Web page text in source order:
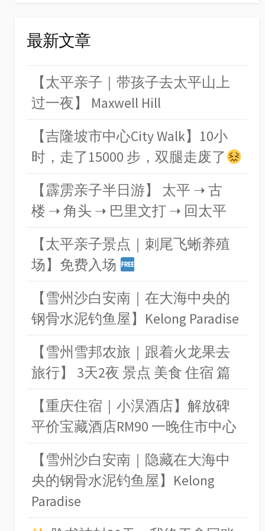
最新文章
【太平亲子｜带孩子去太平山上
过一夜】 Maxwell Hill
【吉隆坡市中心City Walk】10小
时，走了15000 步，双腿走废了
【霹雳亲子半日游】 太平 ➝ 古
楼 ➝ 角头 ➝ 巴里文打 ➝ 回太平
【太平亲子景点｜刺尾飞蜥养殖
场】免费入场
【雪州沙白安南｜在大海中央的
钢骨水泥钓鱼屋】Kelong Paradise
【雪州雪邦农旅｜跟着火龙果去
旅行】 3天2夜 景点 美食 住宿 篇
【重庆住宿｜小淏酒店】解放碑
平价宝藏酒店RM90 一晚住市中心
【雪州沙白安南｜隐藏在大海中
央的钢骨水泥钓鱼屋】Kelong
Paradise